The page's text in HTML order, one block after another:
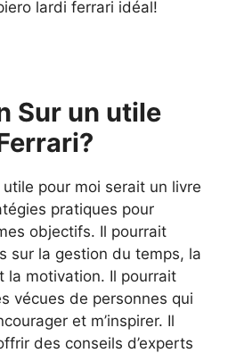
lardi ferrari idéal!
Sur un utile
pour moi serait un livre
pratiques pour
objectifs. Il pourrait
sur la gestion du temps, la
la motivation. Il pourrait
vécues de personnes qui
et m’inspirer. Il
des conseils d’experts